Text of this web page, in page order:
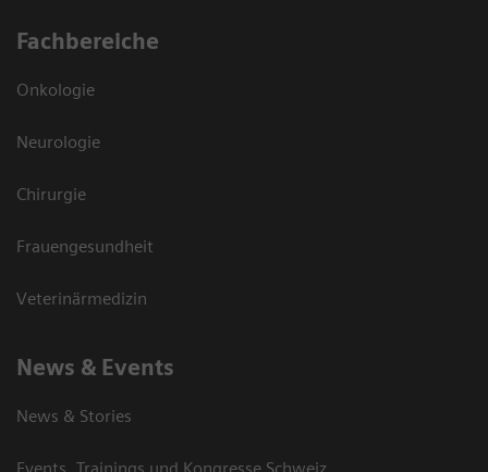
Fachbereiche
Onkologie
Neurologie
Chirurgie
Frauengesundheit
Veterinärmedizin
News & Events
News & Stories